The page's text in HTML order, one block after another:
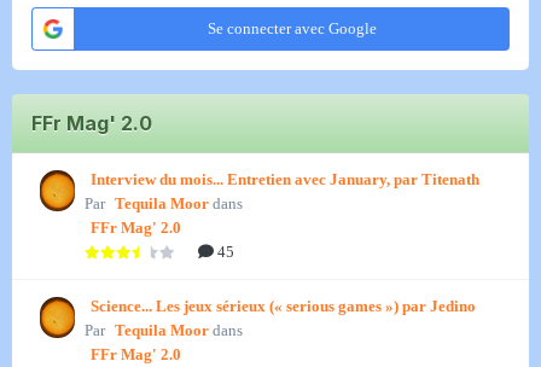
Se connecter avec Google
FFr Mag' 2.0
Interview du mois... Entretien avec January, par Titenath
Par Tequila Moor dans
FFr Mag' 2.0
45
Science... Les jeux sérieux (« serious games ») par Jedino
Par Tequila Moor dans
FFr Mag' 2.0